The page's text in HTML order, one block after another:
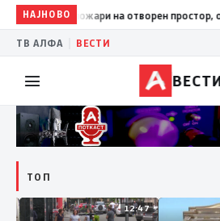
НАЈНОВО17:42ЦУК: До 18 часот 11
ТВ АЛФА ВЕСТИ
ТОП
12:47